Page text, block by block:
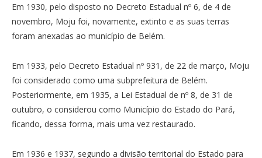
Em 1930, pelo disposto no Decreto Estadual nº 6, de 4 de
novembro, Moju foi, novamente, extinto e as suas terras
foram anexadas ao município de Belém.
Em 1933, pelo Decreto Estadual nº 931, de 22 de março, Moju
foi considerado como uma subprefeitura de Belém.
Posteriormente, em 1935, a Lei Estadual de nº 8, de 31 de
outubro, o considerou como Município do Estado do Pará,
ficando, dessa forma, mais uma vez restaurado.
Em 1936 e 1937, segundo a divisão territorial do Estado para